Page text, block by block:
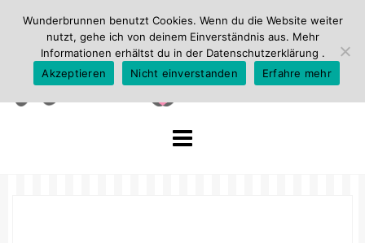
Wunderbrunnen benutzt Cookies. Wenn du die Website weiter
nutzt, gehe ich von deinem Einverständnis aus. Mehr
Informationen erhältst du in der Datenschutzerklärung .
Akzeptieren
Nicht einverstanden Erfahre mehr